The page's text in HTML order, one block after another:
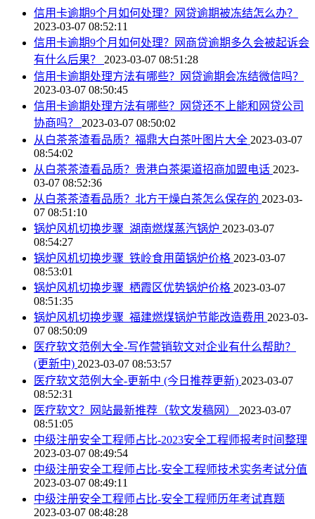
信用卡逾期9个月如何处理？网贷逾期被冻结怎么办？
2023-03-07 08:52:11
信用卡逾期9个月如何处理？网商贷逾期多久会被起诉会
有什么后果？ 2023-03-07 08:51:28
信用卡逾期处理方法有哪些？网贷逾期会冻结微信吗？
2023-03-07 08:50:45
信用卡逾期处理方法有哪些？网贷还不上能和网贷公司
协商吗？ 2023-03-07 08:50:02
从白茶茶渣看品质？福鼎大白茶叶图片大全 2023-03-07
08:54:02
从白茶茶渣看品质？贵港白茶渠道招商加盟电话 2023-
03-07 08:52:36
从白茶茶渣看品质？北方干燥白茶怎么保存的 2023-03-
07 08:51:10
锅炉风机切换步骤_湖南燃煤蒸汽锅炉 2023-03-07
08:54:27
锅炉风机切换步骤_铁岭食用菌锅炉价格 2023-03-07
08:53:01
锅炉风机切换步骤_栖霞区优势锅炉价格 2023-03-07
08:51:35
锅炉风机切换步骤_福建燃煤锅炉节能改造费用 2023-03-
07 08:50:09
医疗软文范例大全-写作营销软文对企业有什么帮助？
(更新中) 2023-03-07 08:53:57
医疗软文范例大全-更新中 (今日推荐更新) 2023-03-07
08:52:31
医疗软文？网站最新推荐（软文发稿网） 2023-03-07
08:51:05
中级注册安全工程师占比-2023安全工程师报考时间整理
2023-03-07 08:49:54
中级注册安全工程师占比-安全工程师技术实务考试分值
2023-03-07 08:49:11
中级注册安全工程师占比-安全工程师历年考试真题
2023-03-07 08:48:28